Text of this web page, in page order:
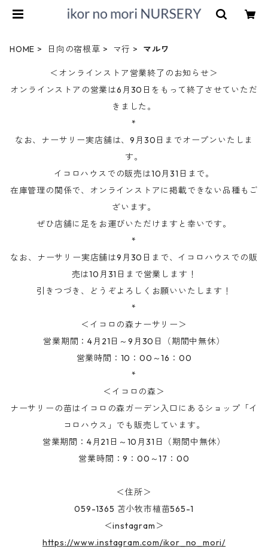
HOME 日向の宿根草 マ行 マルワ
＜オンラインストア営業終了のお知らせ＞
オンラインストアの営業は6月30日をもって終了させていただ
きました。
*
なお、ナーサリー実店舗は、9月30日までオープンいたしま
す。
イコロハウスでの販売は10月31日まで。
在庫管理の関係で、オンラインストアに掲載できない品種もご
ざいます。
ぜひ店舗に足をお運びいただけますと幸いです。
*
なお、ナーサリー実店舗は9月30日まで、イコロハウスでの販
売は10月31日まで営業します！
引きつづき、どうぞよろしくお願いいたします！
*
＜イコロの森ナーサリー＞
営業期間：4月21日～9月30日（期間中無休）
営業時間：10：00～16：00
*
＜イコロの森＞
ナーサリーの苗はイコロの森ガーデン入口にあるショップ「イ
コロハウス」でも販売しています。
営業期間：4月21日～10月31日（期間中無休）
営業時間：9：00～17：00
＜住所＞
059-1365 苫小牧市植苗565-1
＜instagram＞
https://www.instagram.com/ikor_no_mori/